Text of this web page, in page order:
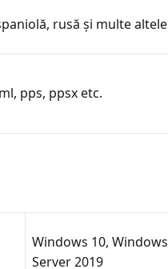
rusă și multe altele
pps, ppsx etc.
Windows 10, Windows
Server 2019